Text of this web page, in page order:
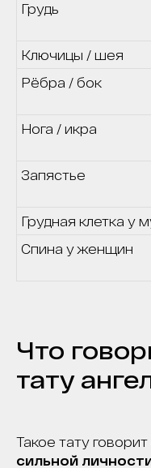
Грудь
Ключицы / шея
Рёбра / бок
Нога / икра
Запястье
Грудная клетка у
Спина у женщин
Что
тату
Такое тату говорит
сильной